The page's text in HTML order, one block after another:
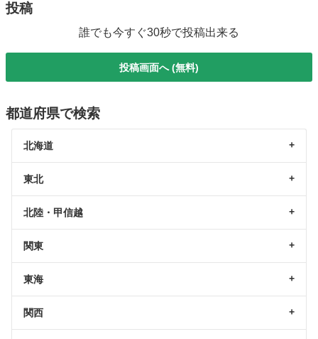
投稿
誰でも今すぐ30秒で投稿出来る
投稿画面へ (無料)
都道府県で検索
北海道
東北
北陸・甲信越
関東
東海
関西